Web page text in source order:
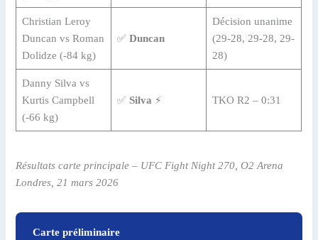
Christian Leroy
Duncan vs Roman
Dolidze (-84 kg)
✅ Duncan
Décision unanime
(29-28, 29-28, 29-
28)
Danny Silva vs
Kurtis Campbell
(-66 kg)
✅ Silva ⚡ TKO R2 – 0:31
Résultats carte principale – UFC Fight Night 270, O2 Arena
Londres, 21 mars 2026
Carte préliminaire